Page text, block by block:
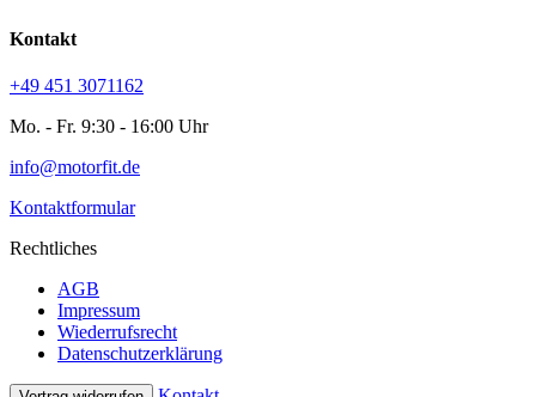
Kontakt
+49 451 3071162
Mo. - Fr. 9:30 - 16:00 Uhr
info@motorfit.de
Kontaktformular
Rechtliches
AGB
Impressum
Wiederrufsrecht
Datenschutzerklärung